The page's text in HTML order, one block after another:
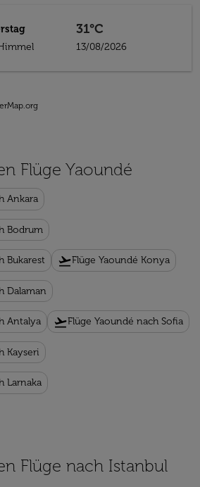
31°C
13/08/2026
Flüge Yaoundé
Ankara
Bodrum
Bukarest flight_takeoffFlüge Yaoundé Konya
Dalaman
Antalya flight_takeoffFlüge Yaoundé nach Sofia
Kayseri
Larnaka
Flüge nach Istanbul